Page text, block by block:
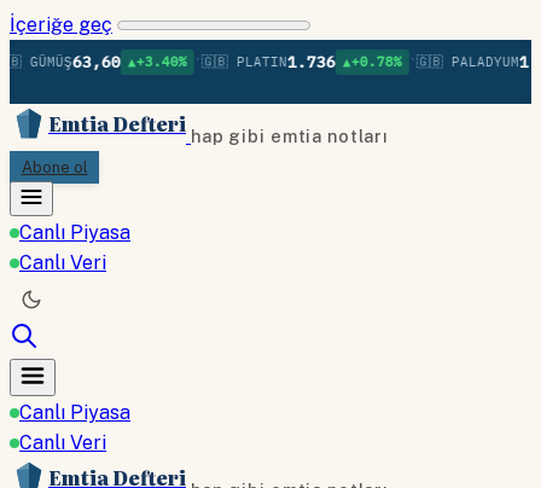
İçeriğe geç
GÜMÜŞ63,60 ▲+3.40% • 🇬🇧 PLATIN1.736 ▲+0.78% • 🇬🇧 PALADYUM
Emtia Defteri hap gibi emtia notları
Abone ol
Canlı Piyasa
Canlı Veri
Canlı Piyasa
Canlı Veri
Emtia Defteri